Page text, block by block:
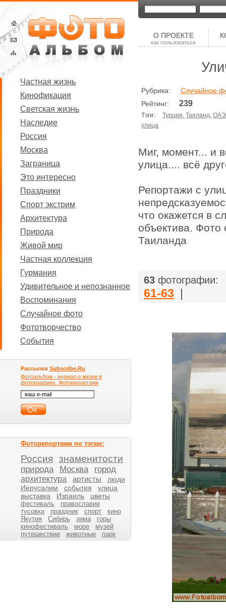
Частная жизнь
Кинофикация
Светская жизнь
Наследие
Россия
Москва
Заграница
Это интересно
Праздники
Спорт экстрим
Архитектура
Природа
Живой мир
Частная коллекция
Гурмания
Удивительное и непознанное
Воспоминания
Случайное фото
Фототворчество
События
Рассылки Subscribe.Ru
Фотоальбом - журнал о жизни в
фотографиях. Фоторепортажи
Фоторепортажи по тэгам:
Россия знаменитости
природа Москва город
архитектура артисты
люди
Иерусалим
события
улица
выставка
Израиль цветы
фестиваль
православие
тусовка
праздник спорт
кино
Якутия
Сибирь зима
горы
кинофестиваль
море
музей
путешествие
животные парк
О ПРОЕКТЕ
как пользоваться
Рубрика: Случайное
Рейтинг: 239
Тэги: Турция, Таиланд, ОАЭ
улица
Миг, момент... и
улица.... всё
Репортажи с
что окажется в
объектива.
Таиланда
63 фотографии:
61-63 |